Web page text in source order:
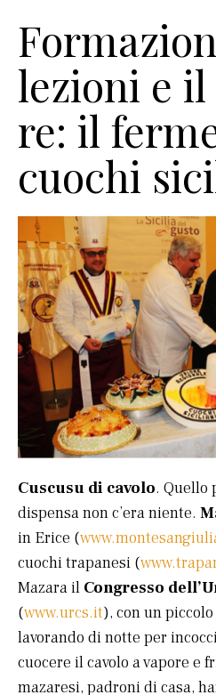
lezioni e il
re: il
cuochi
Cuscusu di cavolo. Quello
dispensa non c’era niente.
in Erice (
cuochi trapanesi (
Mazara il Congresso
(www.urcs.it), con un
lavorando di notte per
cuocere il cavolo a vapore e
mazaresi, padroni di casa,